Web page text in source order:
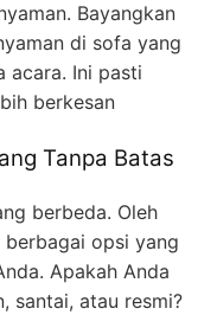
Bayangkan
di sofa yang
acara. Ini pasti
berkesan
Tanpa Batas
berbeda. Oleh
opsi yang
Apakah Anda
santai, atau resmi?